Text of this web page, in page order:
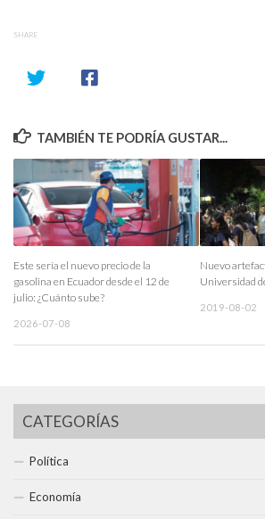
SHARE
TAMBIÉN TE PODRÍA GUSTAR...
Este sería el nuevo precio de la
gasolina en Ecuador desde el 12 de
julio: ¿Cuánto sube?
2026-07-08
Nuevo
Universidad
2019-08-02
CATEGORÍAS
Política
Economía